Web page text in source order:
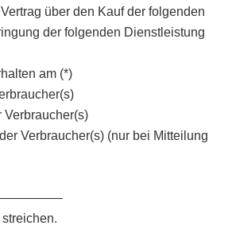
über den Kauf der folgenden
der folgenden Dienstleistung
am (*)
Verbraucher(s)
Verbraucher(s) (nur bei Mitteilung